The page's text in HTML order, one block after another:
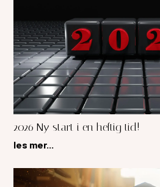
2026 Ny start i en heftig tid!
les mer...